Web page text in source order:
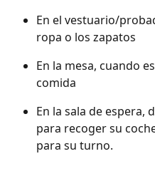
En el vestuario/
ropa o los zapatos
En la mesa, cuando
comida
En la sala de espera,
para recoger su
para su turno.